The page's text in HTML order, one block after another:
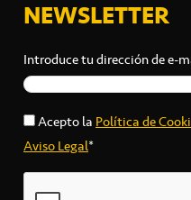
NEWSLETTER
Introduce tu dirección de e-
Acepto laPolítica de
Aviso Legal*